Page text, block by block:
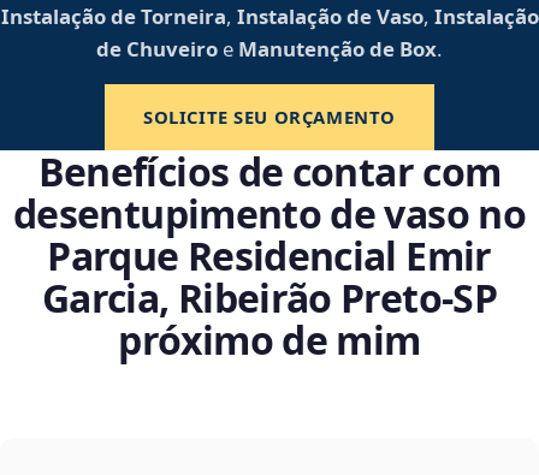
Instalação de Torneira, Instalação de Vaso, Instalação
de Chuveiro e Manutenção de Box.
SOLICITE SEU ORÇAMENTO
Benefícios de contar com
desentupimento de vaso no
Parque Residencial Emir
Garcia, Ribeirão Preto‑SP
próximo de mim